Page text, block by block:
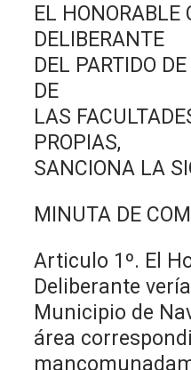
EL HONORABLE
DELIBERANTE
DEL PARTIDO
DE
LAS
PROPIAS,
SANCIONA LA
MINUTA DE
Articulo 1º. El
Deliberante
Municipio de
área